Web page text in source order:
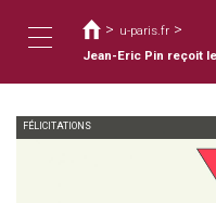
contenu
Toggle
navigation
êtes
ici
> u-paris.fr >
Jean-Eric Pin reçoit
FÉLICITATIONS